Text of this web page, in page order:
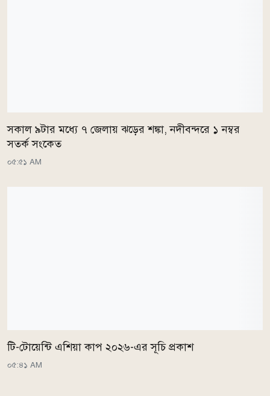
সকাল ৯টার মধ্যে ৭ জেলায় ঝড়ের শঙ্কা, নদীবন্দরে ১ নম্বর
সতর্ক সংকেত
০৫:৫১ AM
টি-টোয়েন্টি এশিয়া কাপ ২০২৬-এর সূচি প্রকাশ
০৫:৪১ AM